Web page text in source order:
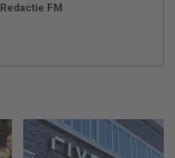
Redactie FM